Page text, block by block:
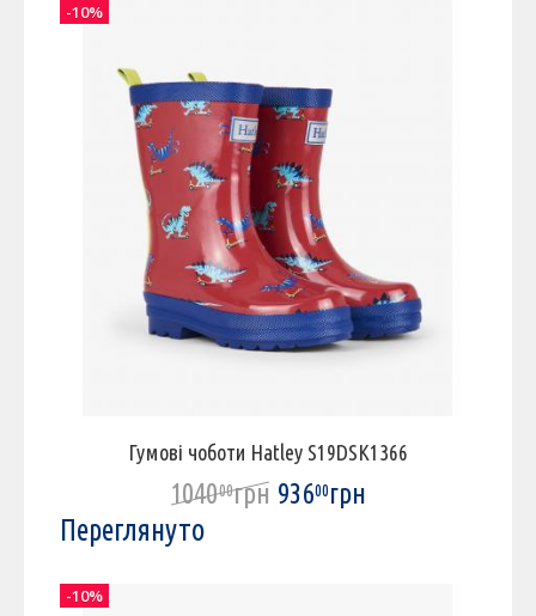
Гумові чоботи Hatley S19DSK1366
104000грн 93600грн
-10%
Переглянуто
-10%